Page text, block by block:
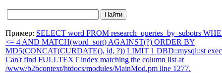
Пример: SELECT word FROM research_queries_by_subotrs
<= 4 AND MATCH(word_sort) AGAINST(?) ORDER BY
MD5(CONCAT(CURDATE(), id, ?)) LIMIT 1 DBD::mysql::st
Can't find FULLTEXT index matching the column list at
/www/b2bcontext/htdocs/modules/MainMod.pm line 1277.